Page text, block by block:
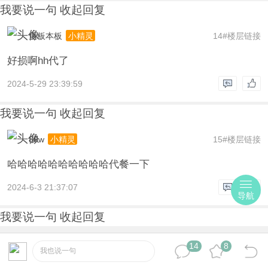
我要说一句 收起回复
14#楼层链接
鱼板本板 小精灵
好损啊hh代了
2024-5-29 23:39:59
我要说一句 收起回复
15#楼层链接
80w 小精灵
哈哈哈哈哈哈哈哈哈哈代餐一下
2024-6-3 21:37:07
我要说一句 收起回复
我也说一句
14 8
导航